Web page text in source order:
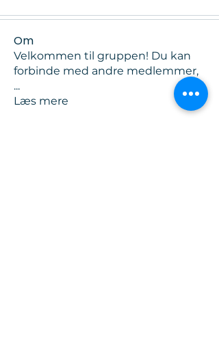
Om
Velkommen til gruppen! Du kan
forbinde med andre medlemmer,
...
Læs mere